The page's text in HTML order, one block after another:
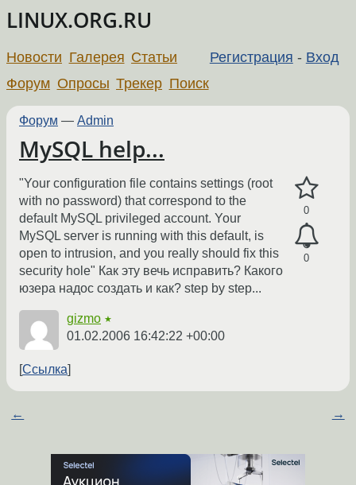
LINUX.ORG.RU
Регистрация - Вход
Новости Галерея Статьи
Форум Опросы Трекер Поиск
Форум — Admin
MySQL help...
0
0
"Your configuration file contains settings (root
with no password) that correspond to the
default MySQL privileged account. Your
MySQL server is running with this default, is
open to intrusion, and you really should fix this
security hole" Как эту вечь исправить? Какого
юзера надос создать и как? step by step...
gizmo ★
01.02.2006 16:42:22 +00:00
Ссылка
← →